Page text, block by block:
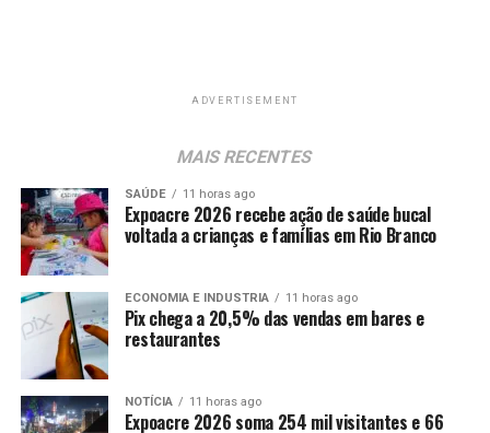
ADVERTISEMENT
MAIS RECENTES
SAÚDE 11 horas ago
Expoacre 2026 recebe ação de saúde bucal
voltada a crianças e famílias em Rio Branco
ECONOMIA E INDUSTRIA 11 horas ago
Pix chega a 20,5% das vendas em bares e
restaurantes
NOTÍCIA 11 horas ago
Expoacre 2026 soma 254 mil visitantes e 66